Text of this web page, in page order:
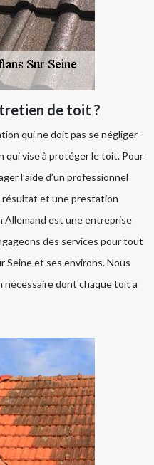
de toit ?
qui ne doit pas se négliger
qui vise à protéger le toit. Pour
l’aide d’un professionnel
résultat et une prestation
Allemand est une entreprise
des services pour tout
Seine et ses environs. Nous
dont chaque toit a